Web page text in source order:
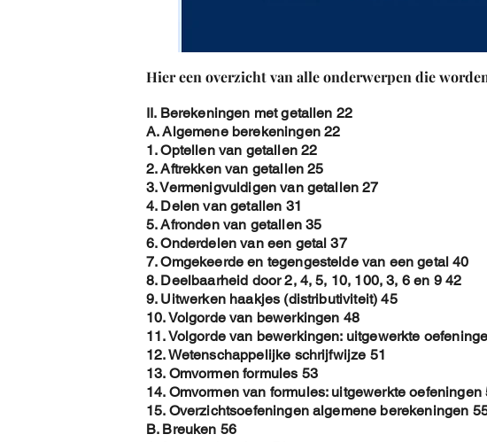
Hier een overzicht van alle onderwerpen die
II. Berekeningen met getallen 22
A. Algemene berekeningen 22
1. Optellen van getallen 22
2. Aftrekken van getallen 25
3. Vermenigvuldigen van getallen 27
4. Delen van getallen 31
5. Afronden van getallen 35
6. Onderdelen van een getal 37
7. Omgekeerde en tegengestelde van een getal 40
8. Deelbaarheid door 2, 4, 5, 10, 100, 3, 6 en 9 42
9. Uitwerken haakjes (distributiviteit) 45
10. Volgorde van bewerkingen 48
11. Volgorde van bewerkingen: uitgewerkte
12. Wetenschappelijke schrijfwijze 51
13. Omvormen formules 53
14. Omvormen van formules: uitgewerkte oefeningen
15. Overzichtsoefeningen algemene berekeningen
B. Breuken 56